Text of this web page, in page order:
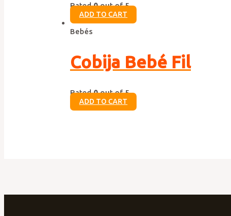
Rated0out of 5
ADD TO CART
Bebés
Cobija Bebé Fil
Rated0out of 5
ADD TO CART